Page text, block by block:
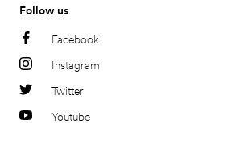
Follow us
Facebook
Instagram
Twitter
Youtube